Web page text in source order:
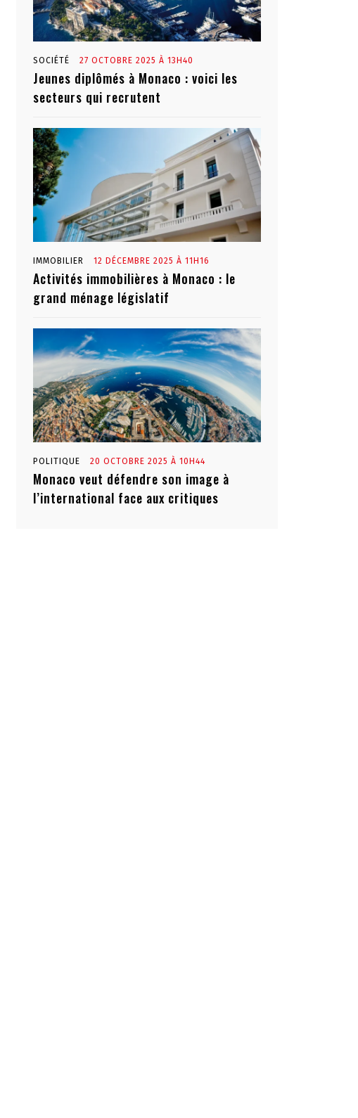
SOCIÉTÉ 27 OCTOBRE 2025 À 13H40
Jeunes diplômés à Monaco : voici les
secteurs qui recrutent
IMMOBILIER 12 DÉCEMBRE 2025 À 11H16
Activités immobilières à Monaco : le
grand ménage législatif
POLITIQUE 20 OCTOBRE 2025 À 10H44
Monaco veut défendre son image à
l’international face aux critiques